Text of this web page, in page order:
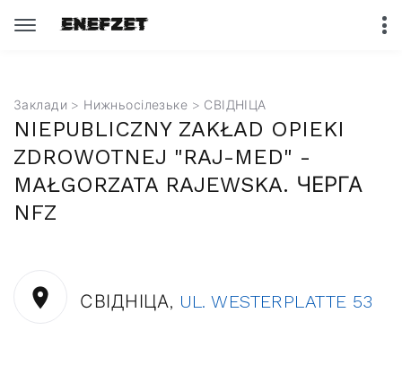
Заклади > Нижньосілезьке > СВІДНІЦА
NIEPUBLICZNY ZAKŁAD OPIEKI
ZDROWOTNEJ "RAJ-MED" -
MAŁGORZATA RAJEWSKA. ЧЕРГА
NFZ
СВІДНІЦА, UL. WESTERPLATTE 53